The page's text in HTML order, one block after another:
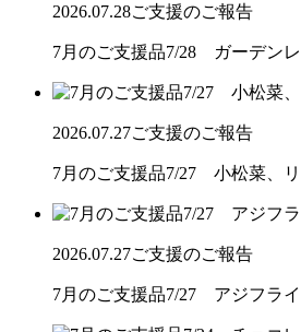
2026.07.28ご支援のご報告
7月のご支援品7/28 ガーデン
2026.07.27ご支援のご報告
7月のご支援品7/27 小松菜、
2026.07.27ご支援のご報告
7月のご支援品7/27 アジフライ